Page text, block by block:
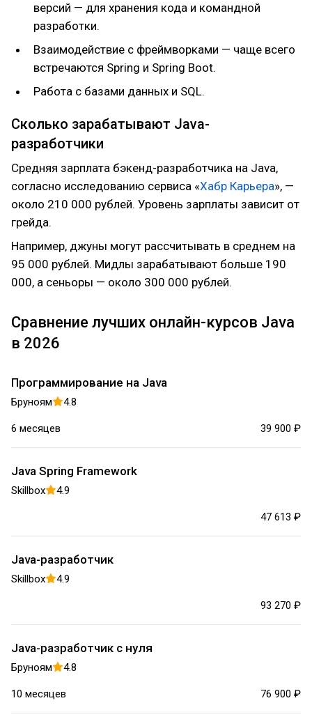
версий — для хранения кода и командной
разработки.
Взаимодействие с фреймворками — чаще всего
встречаются Spring и Spring Boot.
Работа с базами данных и SQL.
Сколько зарабатывают Java-
разработчики
Средняя зарплата бэкенд-разработчика на Java,
согласно исследованию сервиса «Хабр Карьера», —
около 210 000 рублей. Уровень зарплаты зависит от
грейда.
Например, джуны могут рассчитывать в среднем на
95 000 рублей. Мидлы зарабатывают больше 190
000, а сеньоры — около 300 000 рублей.
Сравнение лучших онлайн-курсов Java
в 2026
Программирование на Java
Бруноям 4.8
6 месяцев 39 900 ₽
Java Spring Framework
Skillbox 4.9
47 613 ₽
Java-разработчик
Skillbox 4.9
93 270 ₽
Java-разработчик с нуля
Бруноям 4.8
10 месяцев 76 900 ₽